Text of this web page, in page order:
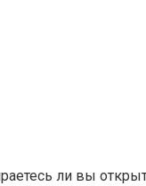
ли вы